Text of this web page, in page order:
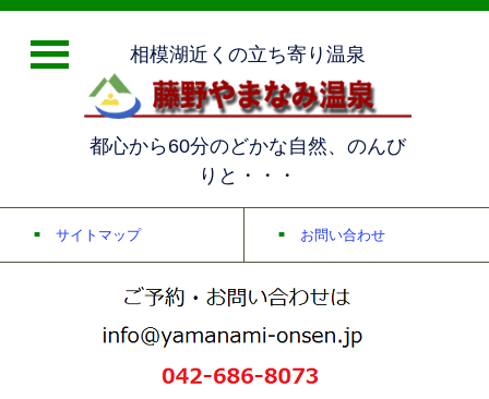
相模湖近くの立ち寄り温泉
都心から60分のどかな自然、のんび
りと・・・
サイトマップ お問い合わせ